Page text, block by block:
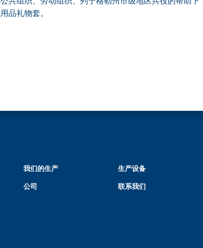
品礼物套。
我们的生产
公司
生产设备
联系我们